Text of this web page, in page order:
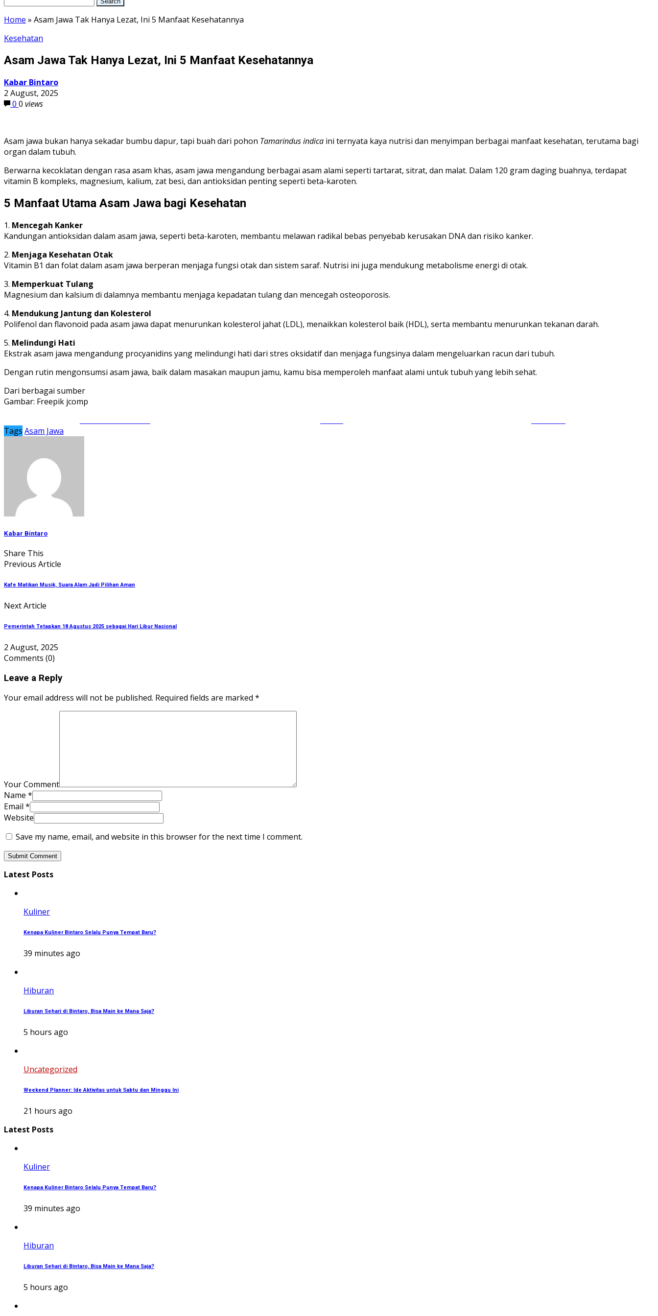
Home » Asam Jawa Tak Hanya Lezat, Ini 5 Manfaat Kesehatannya
Kesehatan
Asam Jawa Tak Hanya Lezat, Ini 5 Manfaat Kesehatannya
Kabar Bintaro
2 August, 2025
0 0 views
Asam jawa bukan hanya sekadar bumbu dapur, tapi buah dari pohon Tamarindus indica ini ternyata kaya nutrisi dan menyimpan berbagai manfaat kesehatan, terutama bagi
organ dalam tubuh.
Berwarna kecoklatan dengan rasa asam khas, asam jawa mengandung berbagai asam alami seperti tartarat, sitrat, dan malat. Dalam 120 gram daging buahnya, terdapat
vitamin B kompleks, magnesium, kalium, zat besi, dan antioksidan penting seperti beta-karoten.
5 Manfaat Utama Asam Jawa bagi Kesehatan
1. Mencegah Kanker
Kandungan antioksidan dalam asam jawa, seperti beta-karoten, membantu melawan radikal bebas penyebab kerusakan DNA dan risiko kanker.
2. Menjaga Kesehatan Otak
Vitamin B1 dan folat dalam asam jawa berperan menjaga fungsi otak dan sistem saraf. Nutrisi ini juga mendukung metabolisme energi di otak.
3. Memperkuat Tulang
Magnesium dan kalsium di dalamnya membantu menjaga kepadatan tulang dan mencegah osteoporosis.
4. Mendukung Jantung dan Kolesterol
Polifenol dan flavonoid pada asam jawa dapat menurunkan kolesterol jahat (LDL), menaikkan kolesterol baik (HDL), serta membantu menurunkan tekanan darah.
5. Melindungi Hati
Ekstrak asam jawa mengandung procyanidins yang melindungi hati dari stres oksidatif dan menjaga fungsinya dalam mengeluarkan racun dari tubuh.
Dengan rutin mengonsumsi asam jawa, baik dalam masakan maupun jamu, kamu bisa memperoleh manfaat alami untuk tubuh yang lebih sehat.
Dari berbagai sumber
Gambar: Freepik jcomp
Tags Asam Jawa
Kabar Bintaro
Share This
Previous Article
Kafe Matikan Musik, Suara Alam Jadi Pilihan Aman
Next Article
Pemerintah Tetapkan 18 Agustus 2025 sebagai Hari Libur Nasional
2 August, 2025
Comments (0)
Leave a Reply
Your email address will not be published. Required fields are marked *
Your Comment
Name *
Email *
Website
Save my name, email, and website in this browser for the next time I comment.
Latest Posts
Kuliner
Kenapa Kuliner Bintaro Selalu Punya Tempat Baru?
39 minutes ago
Hiburan
Liburan Sehari di Bintaro, Bisa Main ke Mana Saja?
5 hours ago
Uncategorized
Weekend Planner: Ide Aktivitas untuk Sabtu dan Minggu Ini
21 hours ago
Latest Posts
Kuliner
Kenapa Kuliner Bintaro Selalu Punya Tempat Baru?
39 minutes ago
Hiburan
Liburan Sehari di Bintaro, Bisa Main ke Mana Saja?
5 hours ago